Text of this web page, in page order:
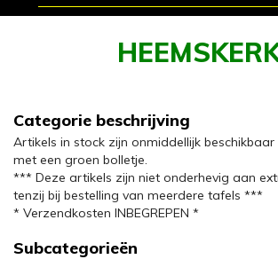
Categorie beschrijving
Artikels in stock zijn onmiddellijk
met een groen bolletje.
*** Deze artikels zijn niet onderhevig aan
tenzij bij bestelling van meerdere tafels ***
* Verzendkosten INBEGREPEN *
Subcategorieën